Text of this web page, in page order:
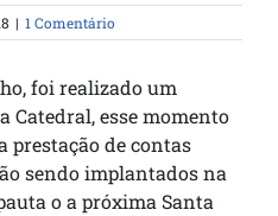
| 1 Comentário
foi realizado um
Catedral, esse momento
prestação de contas
sendo implantados na
o a próxima Santa